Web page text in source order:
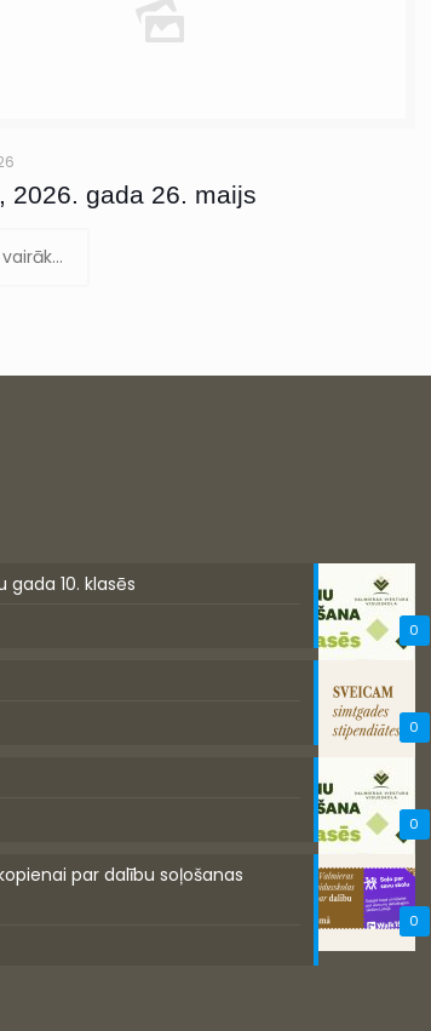
2026. gada 26. maijs
0
10. klasēs
0
0
0
par dalību soļošanas